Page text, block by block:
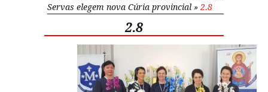
Servas elegem nova Cúria provincial » 2.8
2.8